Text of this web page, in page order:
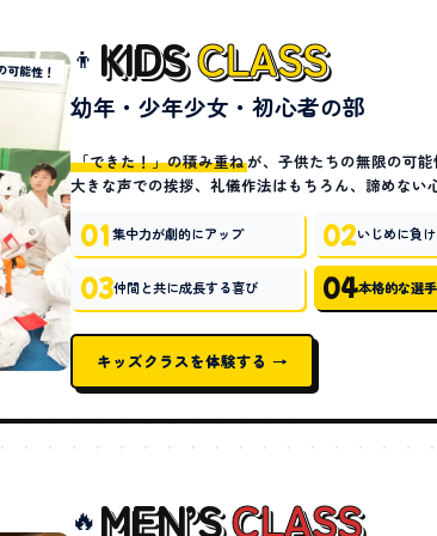
可能性！ 👦 KIDSCLASS
幼年・少年少女・初心者の部
「できた！」の積み重ねが、子供たちの無限の可能
大きな声での挨拶、礼儀作法はもちろん、諦めない
01集中力が劇的にアップ 02いじめに負
03仲間と共に成長する喜び 04本格的な選
キッズクラスを体験する →
🔥 MEN’SCLASS